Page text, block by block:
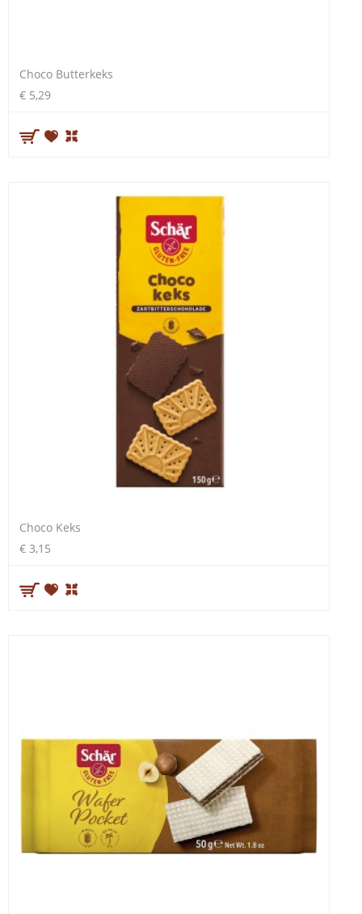
Choco Butterkeks
€ 5,29
Choco Keks
€ 3,15